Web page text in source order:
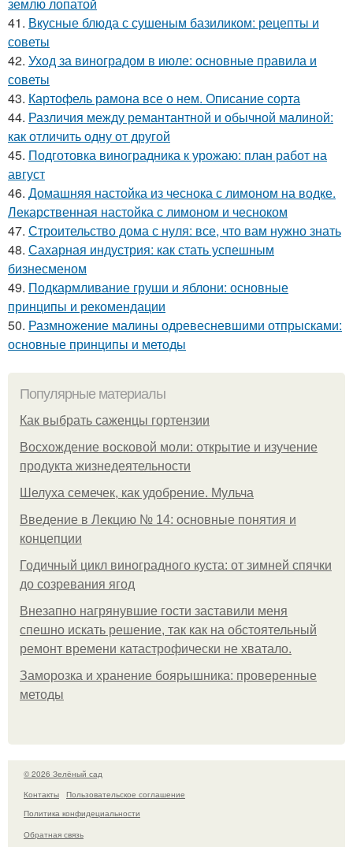
41. Вкусные блюда с сушеным базиликом: рецепты и
советы
42. Уход за виноградом в июле: основные правила и
советы
43. Картофель рамона все о нем. Описание сорта
44. Различия между ремантантной и обычной малиной:
как отличить одну от другой
45. Подготовка виноградника к урожаю: план работ на
август
46. Домашняя настойка из чеснока с лимоном на водке.
Лекарственная настойка с лимоном и чесноком
47. Строительство дома с нуля: все, что вам нужно знать
48. Сахарная индустрия: как стать успешным
бизнесменом
49. Подкармливание груши и яблони: основные
принципы и рекомендации
50. Размножение малины одревесневшими отпрысками:
основные принципы и методы
Популярные материалы
Как выбрать саженцы гортензии
Восхождение восковой моли: открытие и изучение
продукта жизнедеятельности
Шелуха семечек, как удобрение. Мульча
Введение в Лекцию № 14: основные понятия и
концепции
Годичный цикл виноградного куста: от зимней спячки
до созревания ягод
Внезапно нагрянувшие гости заставили меня
спешно искать решение, так как на обстоятельный
ремонт времени катастрофически не хватало.
Заморозка и хранение боярышника: проверенные
методы
© 2026 Зелёный сад
Контакты
Пользовательское соглашение
Политика конфидециальности
Обратная связь